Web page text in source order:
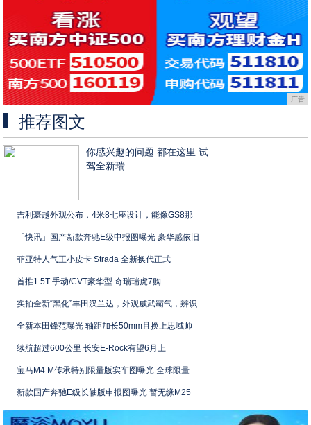
广告
推荐图文
你感兴趣的问题 都在这里 试
驾全新瑞
吉利豪越外观公布，4米8七座设计，能像GS8那
「快讯」国产新款奔驰E级申报图曝光 豪华感依旧
菲亚特人气王小皮卡 Strada 全新换代正式
首推1.5T 手动/CVT豪华型 奇瑞瑞虎7购
实拍全新“黑化”丰田汉兰达，外观威武霸气，辨识
全新本田锋范曝光 轴距加长50mm且换上思域帅
续航超过600公里 长安E-Rock有望6月上
宝马M4 M传承特别限量版实车图曝光 全球限量
新款国产奔驰E级长轴版申报图曝光 暂无缘M25